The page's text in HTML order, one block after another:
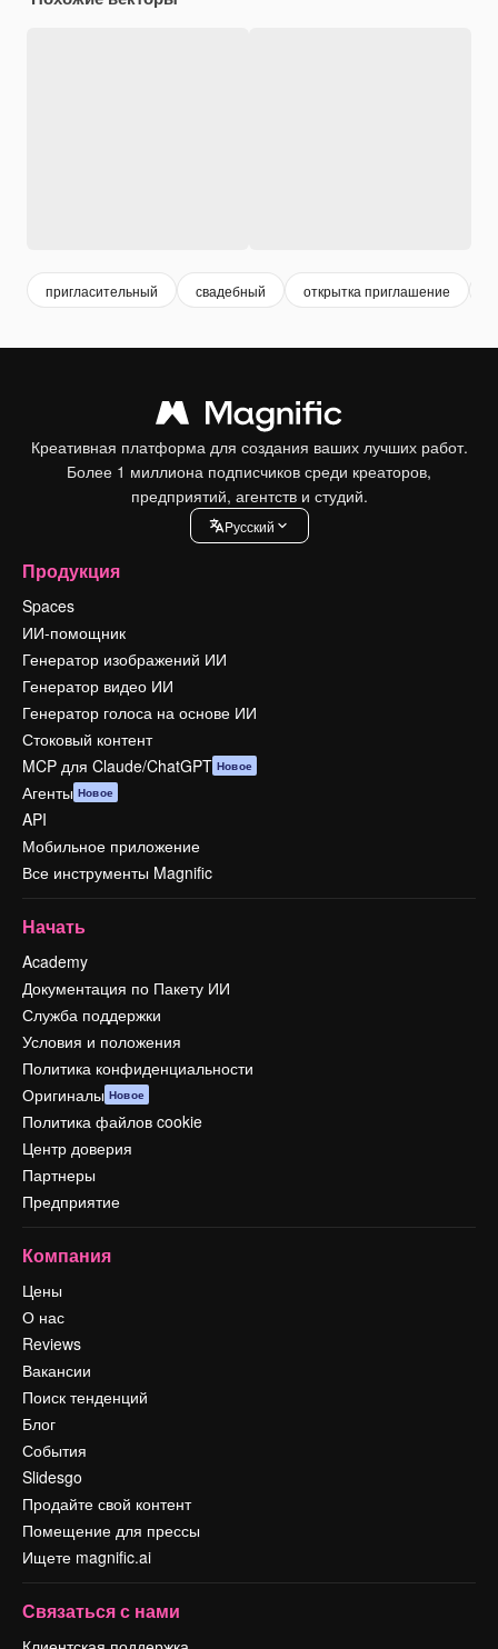
пригласительный свадебный открытка приглашение
Креативная платформа для создания ваших лучших работ.
Более 1 миллиона подписчиков среди креаторов,
предприятий, агентств и студий.
Pусский
Продукция
Spaces
ИИ-помощник
Генератор изображений ИИ
Генератор видео ИИ
Генератор голоса на основе ИИ
Стоковый контент
MCP для Claude/ChatGPT Новое
Агенты Новое
API
Мобильное приложение
Все инструменты Magnific
Начать
Academy
Документация по Пакету ИИ
Служба поддержки
Условия и положения
Политика конфиденциальности
Оригиналы Новое
Политика файлов cookie
Центр доверия
Партнеры
Предприятие
Компания
Цены
О нас
Reviews
Вакансии
Поиск тенденций
Блог
События
Slidesgo
Продайте свой контент
Помещение для прессы
Ищете magnific.ai
Связаться с нами